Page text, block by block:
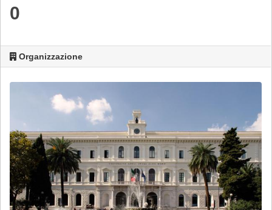
0
Organizzazione